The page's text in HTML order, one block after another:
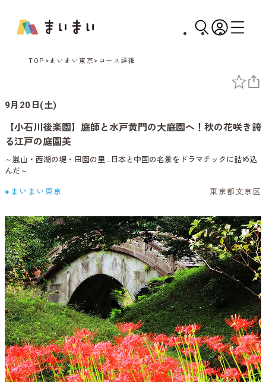
TOP まいまい東京 コース詳細
9月20日(土)
【小石川後楽園】庭師と水戸黄門の大庭園へ！秋の花咲き誇
る江戸の庭園美
～嵐山・西湖の堤・田園の里…日本と中国の名景をドラマチックに詰め込
んだ～
●まいまい東京 東京都文京区